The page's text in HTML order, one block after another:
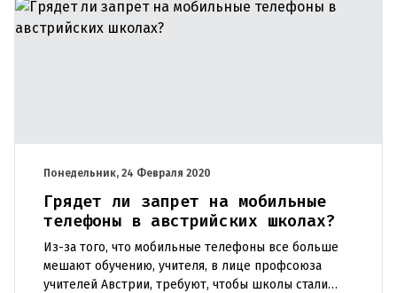
Понедельник, 24 Февраля 2020
Грядет ли запрет на мобильные
телефоны в австрийских школах?
Из-за того, что мобильные телефоны все больше
мешают обучению, учителя, в лице профсоюза
учителей Австрии, требуют, чтобы школы стали